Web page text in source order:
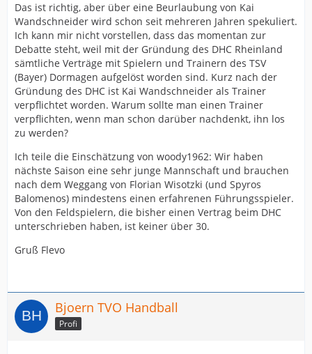
Das ist richtig, aber über eine Beurlaubung von Kai
Wandschneider wird schon seit mehreren Jahren spekuliert.
Ich kann mir nicht vorstellen, dass das momentan zur
Debatte steht, weil mit der Gründung des DHC Rheinland
sämtliche Verträge mit Spielern und Trainern des TSV
(Bayer) Dormagen aufgelöst worden sind. Kurz nach der
Gründung des DHC ist Kai Wandschneider als Trainer
verpflichtet worden. Warum sollte man einen Trainer
verpflichten, wenn man schon darüber nachdenkt, ihn los
zu werden?
Ich teile die Einschätzung von woody1962: Wir haben
nächste Saison eine sehr junge Mannschaft und brauchen
nach dem Weggang von Florian Wisotzki (und Spyros
Balomenos) mindestens einen erfahrenen Führungsspieler.
Von den Feldspielern, die bisher einen Vertrag beim DHC
unterschrieben haben, ist keiner über 30.
Gruß Flevo
Bjoern TVO Handball
Profi